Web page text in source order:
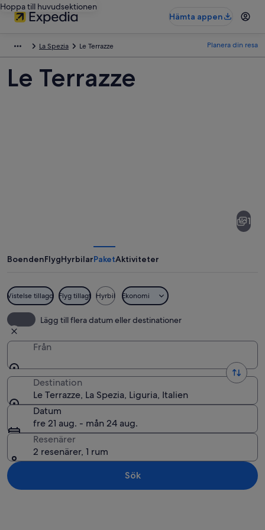
Hoppa till huvudsektionen
Hämta appen
La Spezia Le Terrazze Planera din resa
Le Terrazze
1
BoendenFlygHyrbilarPaketAktiviteter
Vistelse tillagd Flyg tillagt Hyrbil Ekonomi
Lägg till flera datum eller destinationer
Från
Destination
Le Terrazze, La Spezia, Liguria, Italien
Datum
fre 21 aug. - mån 24 aug.
Resenärer
2 resenärer, 1 rum
Sök